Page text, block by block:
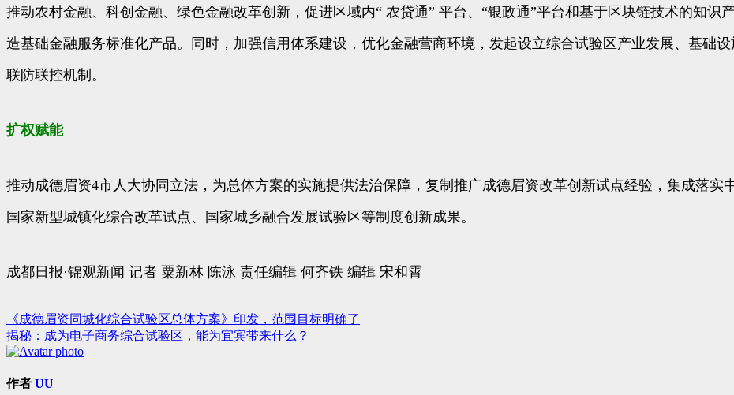
推动农村金融、科创金融、绿色金融改革创新，促进区域内“ 农贷通” 平台、“银政通”平台和基于区块链技术的知识
造基础金融服务标准化产品。同时，加强信用体系建设，优化金融营商环境，发起设立综合试验区产业发展、基础
联防联控机制。
扩权赋能
推动成德眉资4市人大协同立法，为总体方案的实施提供法治保障，复制推广成德眉资改革创新试点经验，集成落实
国家新型城镇化综合改革试点、国家城乡融合发展试验区等制度创新成果。
成都日报·锦观新闻 记者 粟新林 陈泳 责任编辑 何齐铁 编辑 宋和霄
文
章
导
《成德眉资同城化综合试验区总体方案》印发，范围目标明确了
揭秘：成为电子商务综合试验区，能为宜宾带来什么？
作者 UU